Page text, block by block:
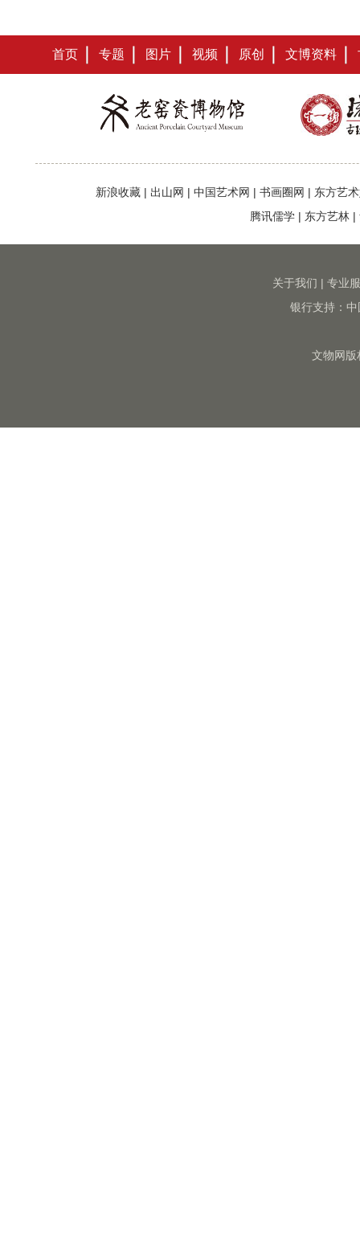
首页 专题 图片 视频 原创 文博资料
新浪收藏 | 出山网 | 中国艺术网 | 书画圈网 | 东方艺
腾讯儒学 | 东方艺林 |
关于我们 | 专业
银行支持：
文物网